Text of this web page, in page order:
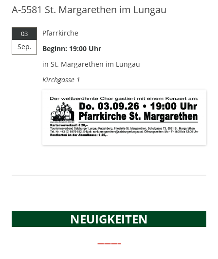
A-5581 St. Margarethen im Lungau
03
Sep.
Pfarrkirche
Beginn: 19:00 Uhr
in St. Margarethen im Lungau
Kirchgasse 1
NEUIGKEITEN
———–